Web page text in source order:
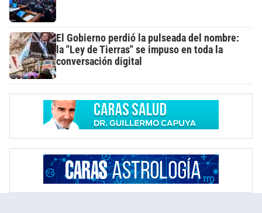
El Gobierno perdió la pulseada del nombre:
la "Ley de Tierras" se impuso en toda la
conversación digital